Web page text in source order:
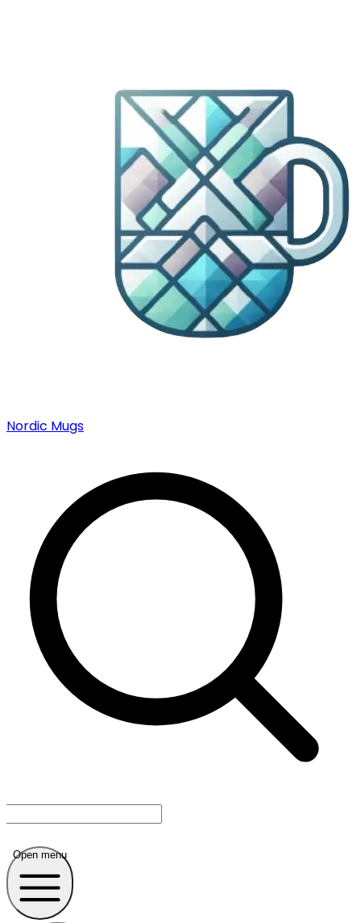
Nordic Mugs
Open menu